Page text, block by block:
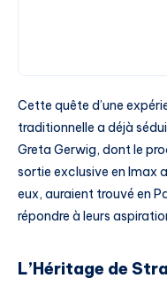
Cette quête d’une
traditionnelle a déjà
Greta Gerwig, dont le
sortie exclusive en Imax
eux, auraient trouvé en
répondre à leurs
L’Héritage de